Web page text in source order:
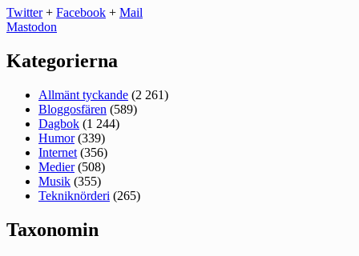
Twitter+ Facebook + Mail
Mastodon
Kategorierna
Allmänt tyckande (2 261)
Bloggosfären (589)
Dagbok (1 244)
Humor(339)
Internet (356)
Medier(508)
Musik (355)
Tekniknörderi (265)
Taxonomin